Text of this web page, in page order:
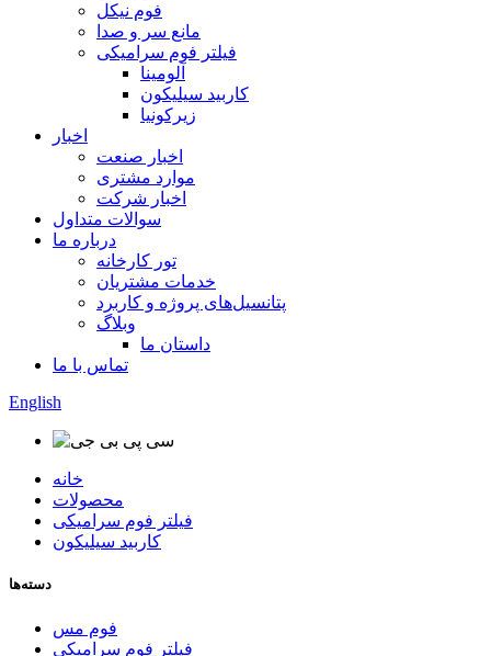
فوم نیکل
مانع سر و صدا
فیلتر فوم سرامیکی
آلومینا
کاربید سیلیکون
زیرکونیا
اخبار
اخبار صنعت
موارد مشتری
اخبار شرکت
سوالات متداول
درباره ما
تور کارخانه
خدمات مشتریان
پتانسیل‌های پروژه و کاربرد
وبلاگ
داستان ما
تماس با ما
English
خانه
محصولات
فیلتر فوم سرامیکی
کاربید سیلیکون
دسته‌ها
فوم مس
فیلتر فوم سرامیکی